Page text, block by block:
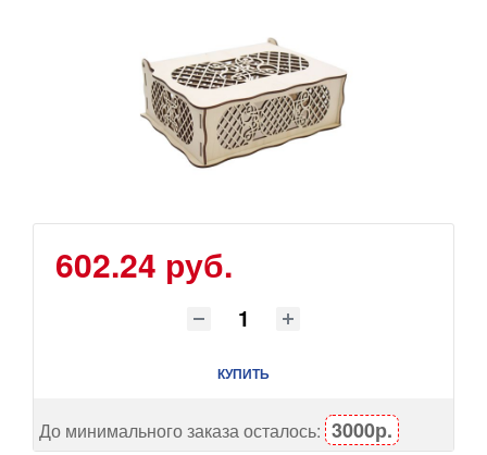
602.24 руб.
КУПИТЬ
До минимального заказа осталось: 3000р.